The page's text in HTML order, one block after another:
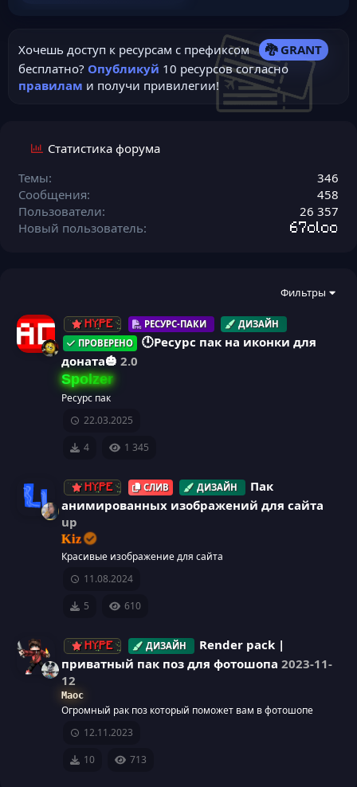
Хочешь доступ к ресурсам с префиксом
🐉 GRANT
бесплатно? Опубликуй 10 ресурсов согласно
правилам и получи привилегии!
Статистика форума
Темы
346
Сообщения
458
Пользователи
26 357
Новый пользователь
67oloo
Фильтры
HYPE РЕСУРС-ПАКИ
ДИЗАЙН
ПРОВЕРЕНО
🕛Ресурс пак на иконки для
доната🎃 2.0
Spolzer
Ресурс пак
22.03.2025
4
1 345
н
к
HYPE СЛИВ ДИЗАЙН
Пак
анимированных изображений для сайта
up
Kiz
Красивые изображение для сайта
11.08.2024
5
610
HYPE ДИЗАЙН
Render pack |
приватный пак поз для фотошопа 2023-11-
12
Maoc
Огромный рак поз который поможет вам в фотошопе
12.11.2023
10
713